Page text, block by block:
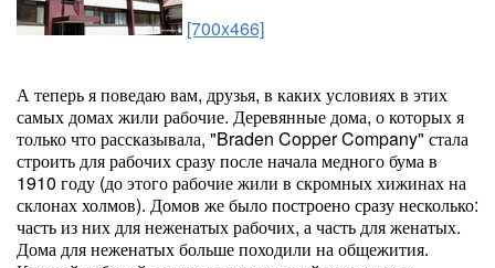
[700x466]
А теперь я поведаю вам, друзья, в каких условиях в этих
самых домах жили рабочие. Деревянные дома, о которых я
только что рассказывала, "Braden Copper Company" стала
строить для рабочих сразу после начала медного бума в
1910 году (до этого рабочие жили в скромных хижинах на
склонах холмов). Домов же было построено сразу несколько:
часть из них для неженатых рабочих, а часть для женатых.
Дома для неженатых больше походили на общежития.